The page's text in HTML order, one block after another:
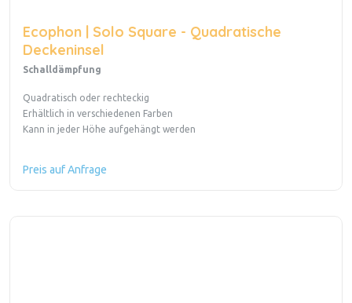
Ecophon | Solo Square - Quadratische
Deckeninsel
Schalldämpfung
Quadratisch oder rechteckig
Erhältlich in verschiedenen Farben
Kann in jeder Höhe aufgehängt werden
Preis auf Anfrage